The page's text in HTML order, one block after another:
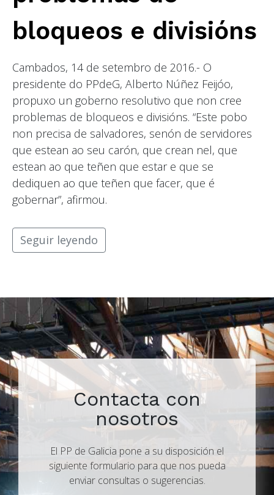
bloqueos e divisións
Cambados, 14 de setembro de 2016.- O
presidente do PPdeG, Alberto Núñez Feijóo,
propuxo un goberno resolutivo que non cree
problemas de bloqueos e divisións. “Este pobo
non precisa de salvadores, senón de servidores
que estean ao seu carón, que crean nel, que
estean ao que teñen que estar e que se
dediquen ao que teñen que facer, que é
gobernar”, afirmou.
Seguir leyendo
Contacta con
nosotros
El PP de Galicia pone a su disposición el
siguiente formulario para que nos pueda
enviar consultas o sugerencias.